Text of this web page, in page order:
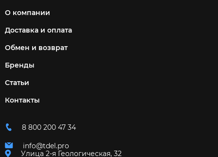
О компании
Доставка и оплата
Обмен и возврат
Бренды
Статьи
Контакты
8 800 200 47 34
info@tdel.pro
Улица 2-я Геологическая, 32